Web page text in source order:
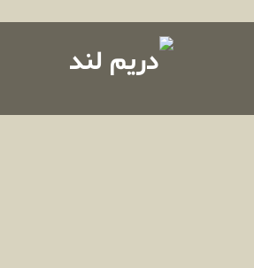
صفحه اصلی >تصاویر